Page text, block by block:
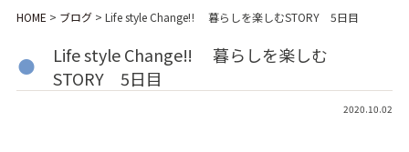
HOME > ブログ> Life style Change‼ 暮らしを楽しむSTORY 5日目
Life style Change‼ 暮らしを楽しむ
STORY 5日目
2020.10.02